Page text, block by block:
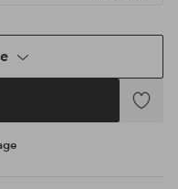
Tilføj